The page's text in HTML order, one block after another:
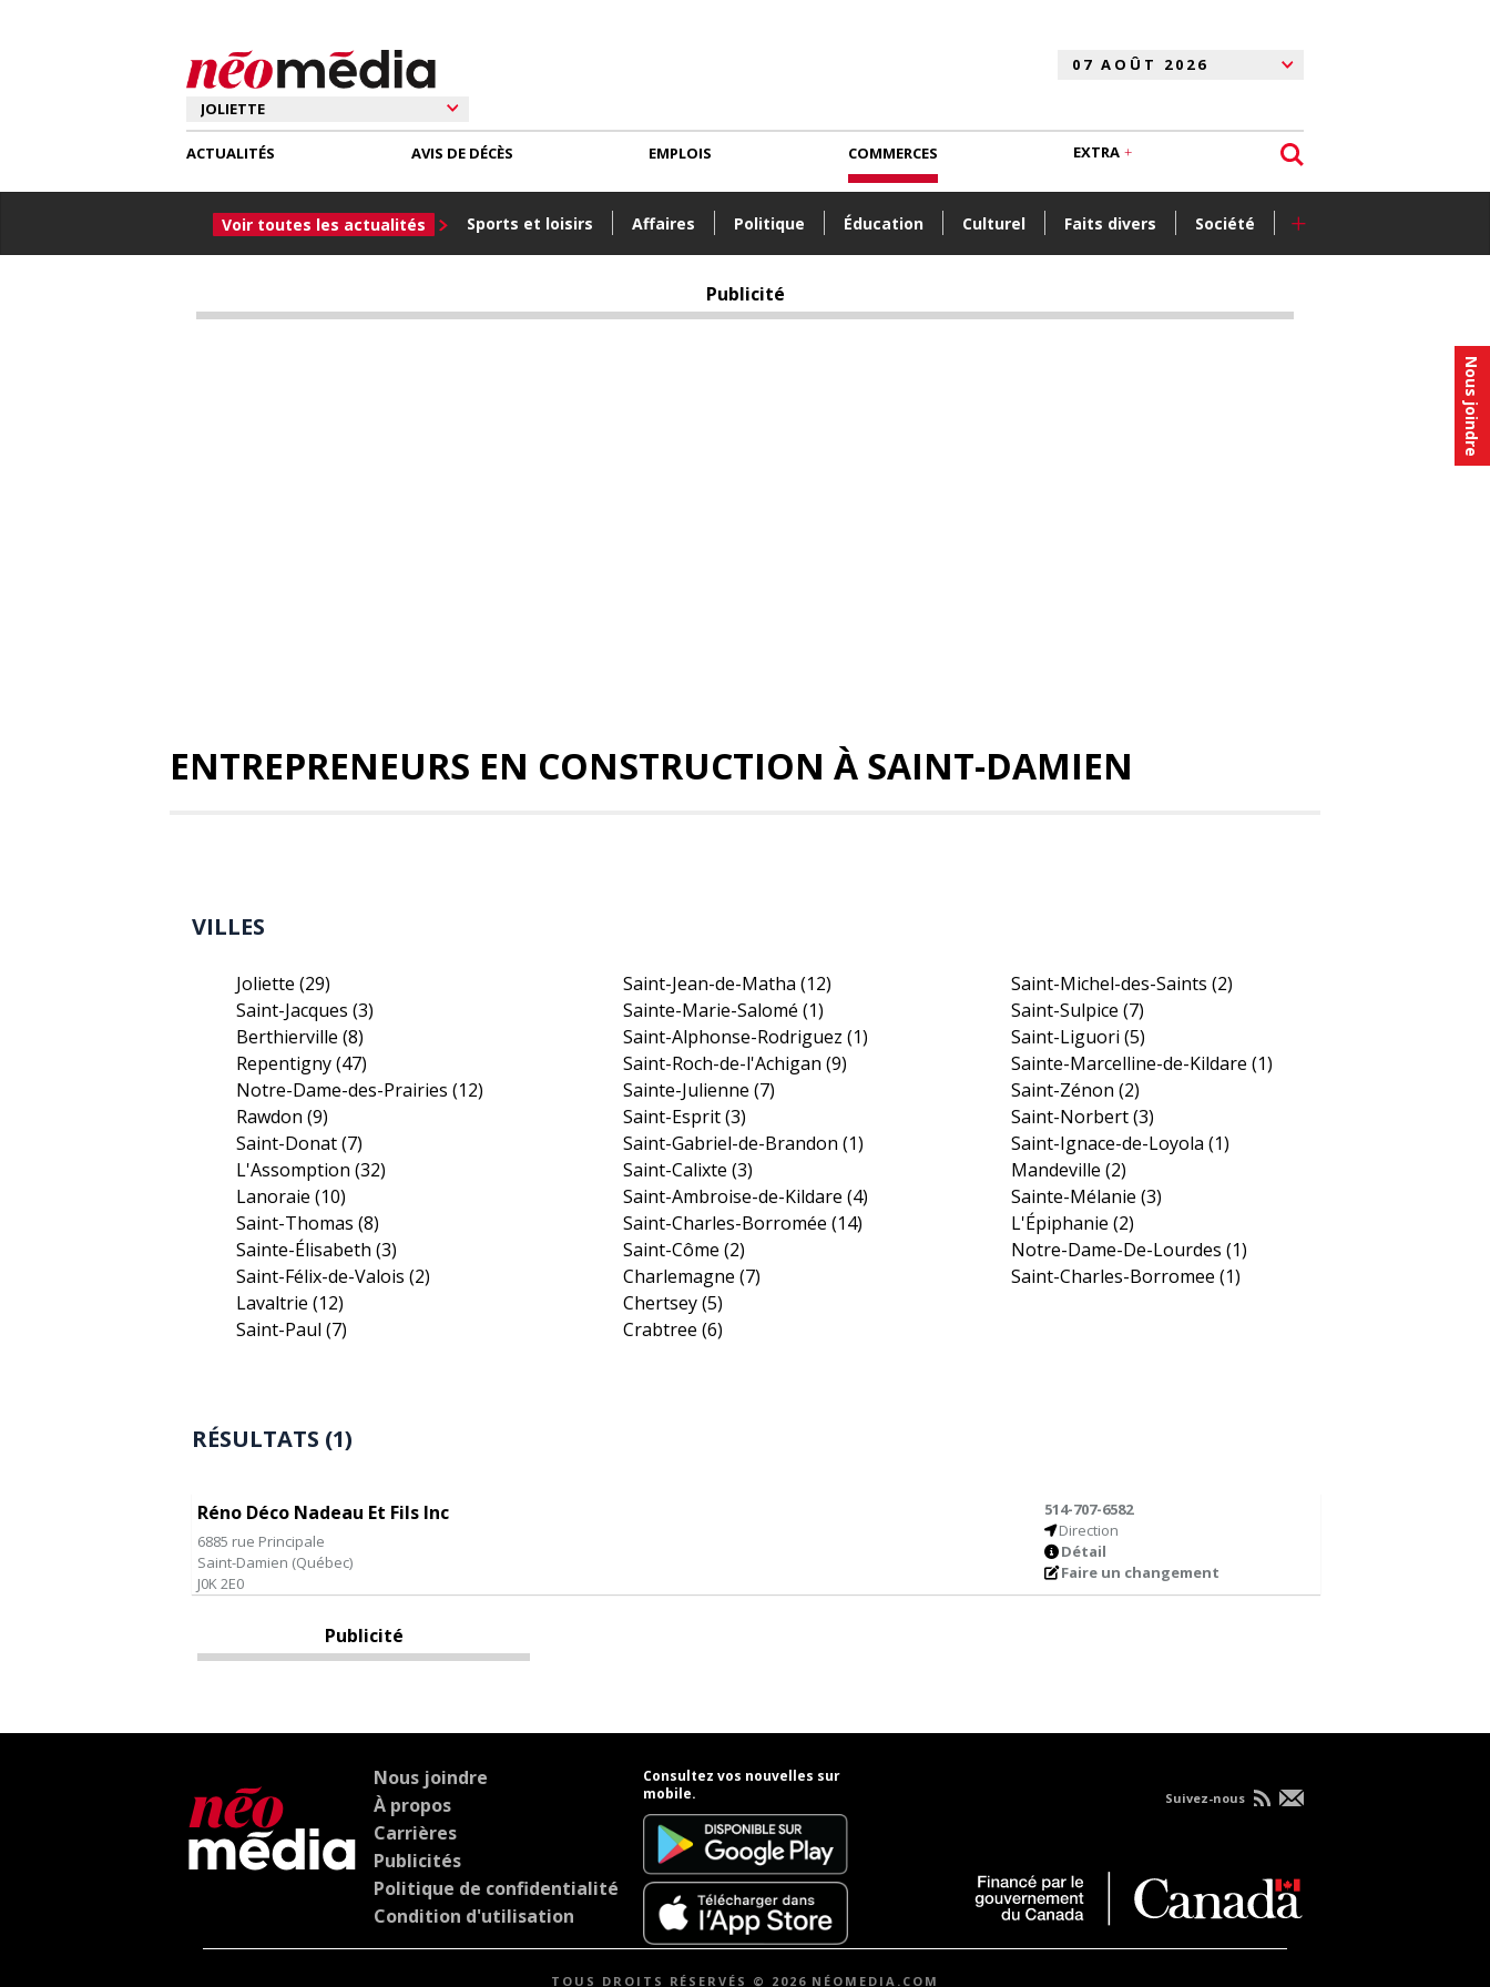
Nous joindre
ACTUALITÉS
Voir toutes les actualités Sports et loisirs Affaires Politique Éducation Culturel Faits divers Société +
AVIS DE DÉCÈS EMPLOIS COMMERCES EXTRA
Publicité
ENTREPRENEURS EN CONSTRUCTION À SAINT-DAMIEN
VILLES
Joliette (29)
Saint-Jacques (3)
Berthierville (8)
Repentigny(47)
Notre-Dame-des-Prairies (12)
Rawdon (9)
Saint-Donat(7)
L'Assomption (32)
Lanoraie (10)
Saint-Thomas (8)
Sainte-Élisabeth (3)
Saint-Félix-de-Valois (2)
Lavaltrie (12)
Saint-Paul (7)
Saint-Jean-de-Matha(12)
Sainte-Marie-Salomé(1)
Saint-Alphonse-Rodriguez(1)
Saint-Roch-de-l'Achigan(9)
Sainte-Julienne(7)
Saint-Esprit(3)
Saint-Gabriel-de-Brandon(1)
Saint-Calixte(3)
Saint-Ambroise-de-Kildare(4)
Saint-Charles-Borromée(14)
Saint-Côme(2)
Charlemagne(7)
Chertsey(5)
Crabtree(6)
Saint-Michel-des-Saints (2)
Saint-Sulpice (7)
Saint-Liguori (5)
Sainte-Marcelline-de-Kildare (1)
Saint-Zénon (2)
Saint-Norbert(3)
Saint-Ignace-de-Loyola (1)
Mandeville (2)
Sainte-Mélanie (3)
L'Épiphanie (2)
Notre-Dame-De-Lourdes (1)
Saint-Charles-Borromee (1)
RÉSULTATS (1)
Réno Déco Nadeau Et Fils Inc
6885 rue Principale
Saint-Damien (Québec)
J0K 2E0
514-707-6582
Direction
Détail
Faire un changement
Publicité
Nous joindre
À propos
Carrières
Publicités
Politique de confidentialité
Condition d'utilisation
Consultez vos nouvelles sur
mobile.
Suivez-nous
TOUS DROITS RÉSERVÉS © 2026 NÉOMEDIA.COM